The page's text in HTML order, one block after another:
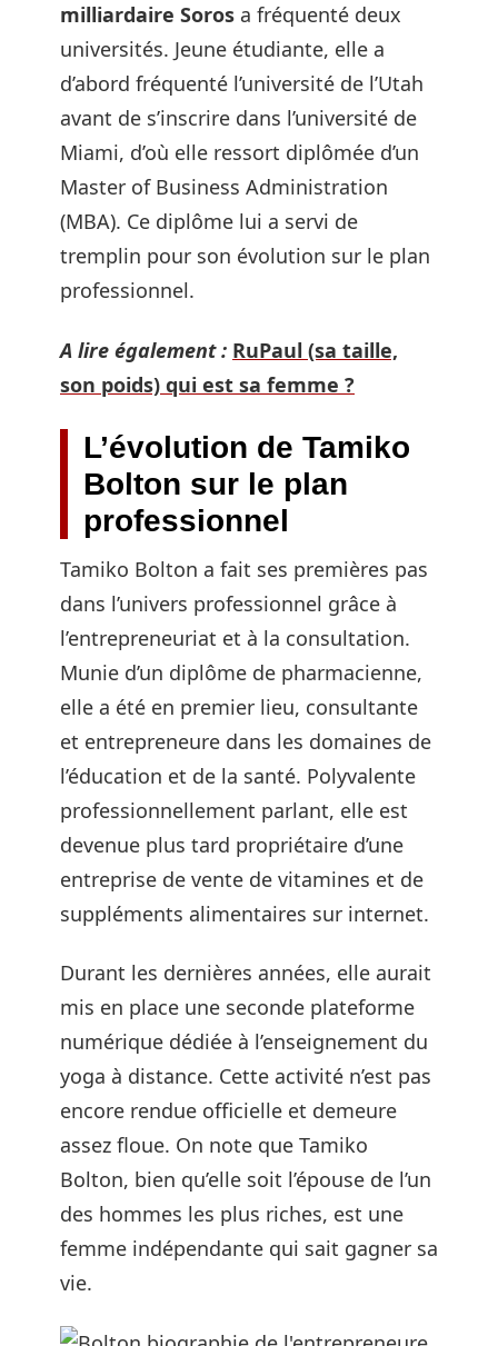
milliardaire Soros a fréquenté deux
universités. Jeune étudiante, elle a
d’abord fréquenté l’université de l’Utah
avant de s’inscrire dans l’université de
Miami, d’où elle ressort diplômée d’un
Master of Business Administration
(MBA). Ce diplôme lui a servi de
tremplin pour son évolution sur le plan
professionnel.
A lire également : RuPaul (sa taille,
son poids) qui est sa femme ?
L’évolution de Tamiko
Bolton sur le plan
professionnel
Tamiko Bolton a fait ses premières pas
dans l’univers professionnel grâce à
l’entrepreneuriat et à la consultation.
Munie d’un diplôme de pharmacienne,
elle a été en premier lieu, consultante
et entrepreneure dans les domaines de
l’éducation et de la santé. Polyvalente
professionnellement parlant, elle est
devenue plus tard propriétaire d’une
entreprise de vente de vitamines et de
suppléments alimentaires sur internet.
Durant les dernières années, elle aurait
mis en place une seconde plateforme
numérique dédiée à l’enseignement du
yoga à distance. Cette activité n’est pas
encore rendue officielle et demeure
assez floue. On note que Tamiko
Bolton, bien qu’elle soit l’épouse de l’un
des hommes les plus riches, est une
femme indépendante qui sait gagner sa
vie.